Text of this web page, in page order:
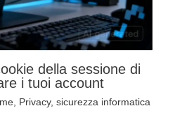
della sessione di
i tuoi account
, Privacy, sicurezza informatica